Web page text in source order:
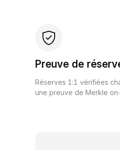
Preuve de
Réserves 1:1 vérifiées
une preuve de Merkle